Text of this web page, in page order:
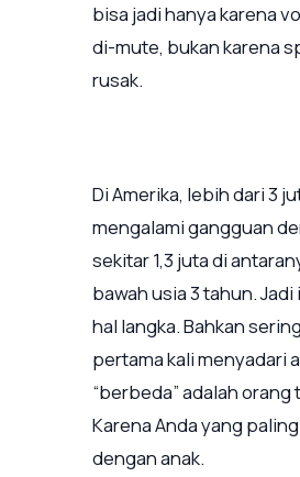
bisa jadi hanya karena
di-mute, bukan karena
rusak.
Di Amerika, lebih dari 3
mengalami gangguan
sekitar 1,3 juta di
bawah usia 3 tahun. Jadi
hal langka. Bahkan
pertama kali menyadari
“berbeda” adalah orang
Karena Anda yang
dengan anak.